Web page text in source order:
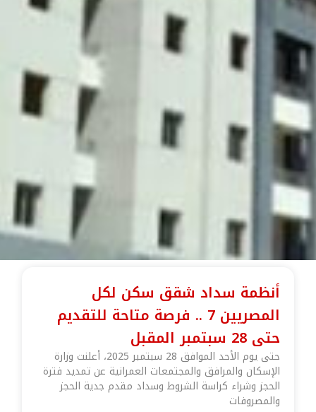
أنظمة سداد شقق سكن لكل
المصريين 7 .. فرصة متاحة للتقديم
حتى 28 سبتمبر المقبل
حتى يوم الأحد الموافق 28 سبتمبر 2025، أعلنت وزارة
الإسكان والمرافق والمجتمعات العمرانية عن تمديد فترة
الحجز وشراء كراسة الشروط وسداد مقدم جدية الحجز
والمصروفات